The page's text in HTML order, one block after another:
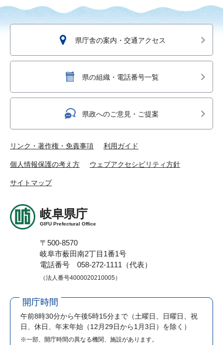
県庁舎の案内・交通アクセス
県の組織・電話番号一覧
県政へのご意見・ご提案
リンク・著作権・免責事項 利用ガイド
個人情報保護の考え方 ウェブアクセシビリティ方針
サイトマップ
岐阜県庁
GIFU Prefectural Office
〒500-8570
岐阜市薮田南2丁目1番1号
電話番号 058-272-1111（代表）
（法人番号4000020210005）
開庁時間
午前8時30分から午後5時15分まで （土曜日、日曜日、祝
日、休日、年末年始（12月29日から1月3日）を除く）
※一部、開庁時間の異なる機関、施設があります。